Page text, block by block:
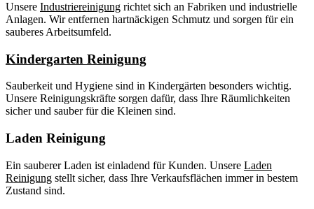
Unsere Industriereinigung richtet sich an Fabriken und industrielle
Anlagen. Wir entfernen hartnäckigen Schmutz und sorgen für ein
sauberes Arbeitsumfeld.
Kindergarten Reinigung
Sauberkeit und Hygiene sind in Kindergärten besonders wichtig.
Unsere Reinigungskräfte sorgen dafür, dass Ihre Räumlichkeiten
sicher und sauber für die Kleinen sind.
Laden Reinigung
Ein sauberer Laden ist einladend für Kunden. Unsere Laden
Reinigung stellt sicher, dass Ihre Verkaufsflächen immer in bestem
Zustand sind.